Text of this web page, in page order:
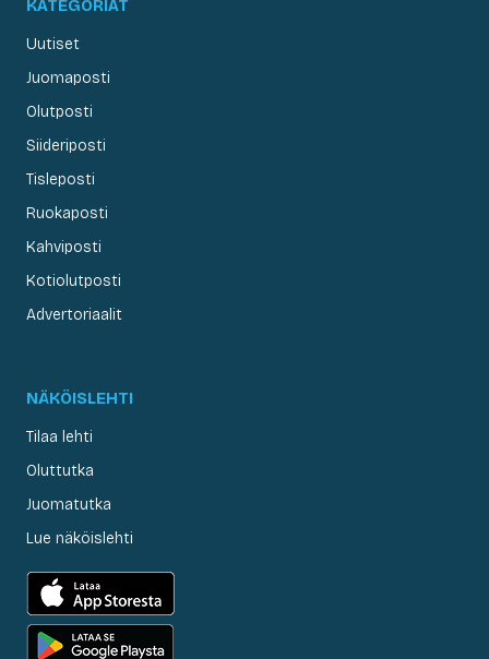
KATEGORIAT
Uutiset
Juomaposti
Olutposti
Siideriposti
Tisleposti
Ruokaposti
Kahviposti
Kotiolutposti
Advertoriaalit
NÄKÖISLEHTI
Tilaa lehti
Oluttutka
Juomatutka
Lue näköislehti